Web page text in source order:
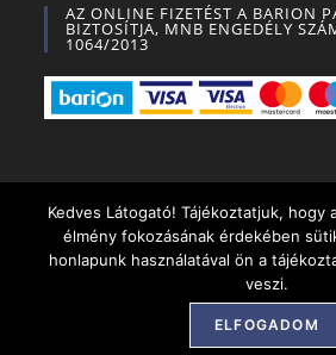
AZ ONLINE FIZETÉST A BARION
BIZTOSÍTJA, MNB ENGEDÉLY
1064/2013
A fiókom ÁSZF Szállítás
Kedves Látogató! Tájékoztatjuk, hogy
élmény fokozásának érdekében
honlapunk használatával ön a
veszi.
ELFOGADOM